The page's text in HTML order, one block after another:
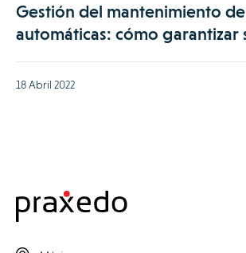
Gestión del mantenimiento
automáticas: cómo garantizar
18 Abril 2022